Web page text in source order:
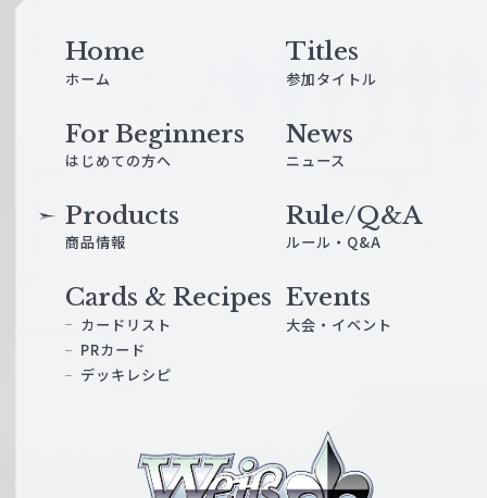
Home
ホーム
Titles
参加タイトル
For Beginners
はじめての方へ
News
ニュース
Products
商品情報
Cards & Recipes
カードリスト
PRカード
デッキレシピ
Events
大会・イベント
Rule/Q&A
ルール・Q&A